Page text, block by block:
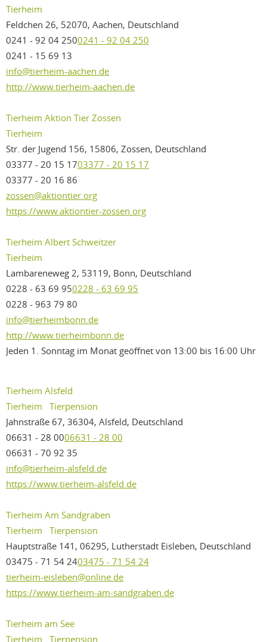
Tierheim
Feldchen 26, 52070, Aachen, Deutschland
0241 - 92 04 2500241 - 92 04 250
0241 - 15 69 13
info@tierheim-aachen.de
http://www.tierheim-aachen.de
Tierheim Aktion Tier Zossen
Tierheim
Str. der Jugend 156, 15806, Zossen, Deutschland
03377 - 20 15 1703377 - 20 15 17
03377 - 20 16 86
zossen@aktiontier.org
https://www.aktiontier-zossen.org
Tierheim Albert Schweitzer
Tierheim
Lambareneweg 2, 53119, Bonn, Deutschland
0228 - 63 69 950228 - 63 69 95
0228 - 963 79 80
info@tierheimbonn.de
http://www.tierheimbonn.de
Jeden 1. Sonntag im Monat geöffnet von 13:00 bis 16:00 Uhr
Tierheim Alsfeld
Tierheim
Tierpension
Jahnstraße 67, 36304, Alsfeld, Deutschland
06631 - 28 0006631 - 28 00
06631 - 70 92 35
info@tierheim-alsfeld.de
https://www.tierheim-alsfeld.de
Tierheim Am Sandgraben
Tierheim
Tierpension
Hauptstraße 141, 06295, Lutherstadt Eisleben, Deutschland
03475 - 71 54 2403475 - 71 54 24
tierheim-eisleben@online.de
https://www.tierheim-am-sandgraben.de
Tierheim am See
Tierheim
Tierpension